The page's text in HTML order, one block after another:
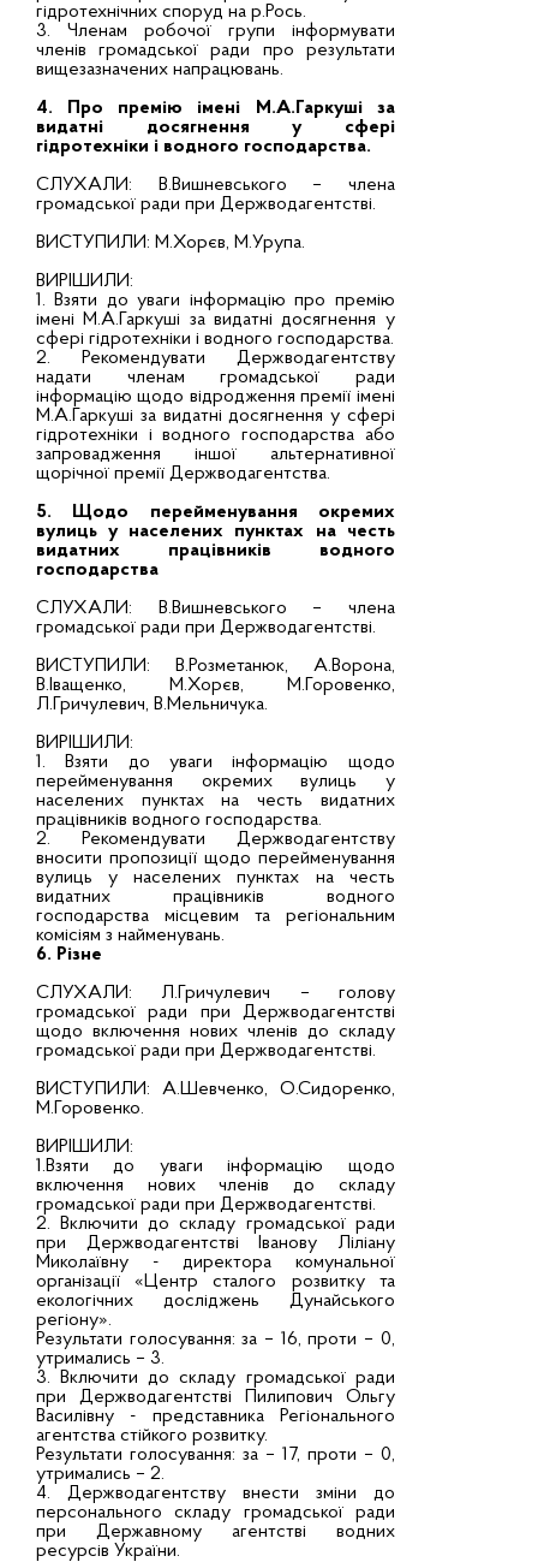
гідротехнічних споруд на р.Рось.
3. Членам робочої групи інформувати
членів громадської ради про результати
вищезазначених напрацювань.
4. Про премію імені М.А.Гаркуші за
видатні досягнення у сфері
гідротехніки і водного господарства.
СЛУХАЛИ: В.Вишневського – члена
громадської ради при Держводагентстві.
ВИСТУПИЛИ: М.Хорєв, М.Урупа.
ВИРІШИЛИ:
1. Взяти до уваги інформацію про премію
імені М.А.Гаркуші за видатні досягнення у
сфері гідротехніки і водного господарства.
2. Рекомендувати Держводагентству
надати членам громадської ради
інформацію щодо відродження премії імені
М.А.Гаркуші за видатні досягнення у сфері
гідротехніки і водного господарства або
запровадження іншої альтернативної
щорічної премії Держводагентства.
5. Щодо перейменування окремих
вулиць у населених пунктах на честь
видатних працівників водного
господарства
СЛУХАЛИ: В.Вишневського – члена
громадської ради при Держводагентстві.
ВИСТУПИЛИ: В.Розметанюк, А.Ворона,
В.Іващенко, М.Хорєв, М.Горовенко,
Л.Гричулевич, В.Мельничука.
ВИРІШИЛИ:
1. Взяти до уваги інформацію щодо
перейменування окремих вулиць у
населених пунктах на честь видатних
працівників водного господарства.
2. Рекомендувати Держводагентству
вносити пропозиції щодо перейменування
вулиць у населених пунктах на честь
видатних працівників водного
господарства місцевим та регіональним
комісіям з найменувань.
6. Різне
СЛУХАЛИ: Л.Гричулевич – голову
громадської ради при Держводагентстві
щодо включення нових членів до складу
громадської ради при Держводагентстві.
ВИСТУПИЛИ: А.Шевченко, О.Сидоренко,
М.Горовенко.
ВИРІШИЛИ:
1.Взяти до уваги інформацію щодо
включення нових членів до складу
громадської ради при Держводагентстві.
2. Включити до складу громадської ради
при Держводагентстві Іванову Ліліану
Миколаївну - директора комунальної
організації «Центр сталого розвитку та
екологічних досліджень Дунайського
регіону».
Результати голосування: за – 16, проти – 0,
утримались – 3.
3. Включити до складу громадської ради
при Держводагентстві Пилипович Ольгу
Василівну - представника Регіонального
агентства стійкого розвитку.
Результати голосування: за – 17, проти – 0,
утримались – 2.
4. Держводагентству внести зміни до
персонального складу громадської ради
при Державному агентстві водних
ресурсів України.